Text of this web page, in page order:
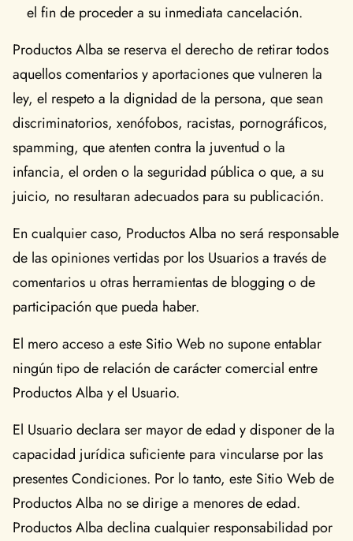
el fin de proceder a su inmediata cancelación.
Productos Alba se reserva el derecho de retirar todos
aquellos comentarios y aportaciones que vulneren la
ley, el respeto a la dignidad de la persona, que sean
discriminatorios, xenófobos, racistas, pornográficos,
spamming, que atenten contra la juventud o la
infancia, el orden o la seguridad pública o que, a su
juicio, no resultaran adecuados para su publicación.
En cualquier caso, Productos Alba no será responsable
de las opiniones vertidas por los Usuarios a través de
comentarios u otras herramientas de blogging o de
participación que pueda haber.
El mero acceso a este Sitio Web no supone entablar
ningún tipo de relación de carácter comercial entre
Productos Alba y el Usuario.
El Usuario declara ser mayor de edad y disponer de la
capacidad jurídica suficiente para vincularse por las
presentes Condiciones. Por lo tanto, este Sitio Web de
Productos Alba no se dirige a menores de edad.
Productos Alba declina cualquier responsabilidad por